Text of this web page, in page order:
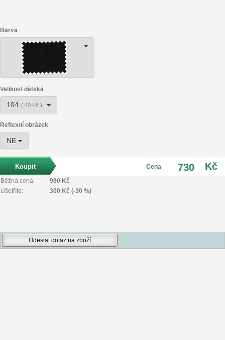
Barva
Velikost dětská
104 ( 40 Kč )
Reflexní obrázek
NE
Cena 730 Kč
Běžná cena:
990 Kč
Ušetříte:
300 Kč (-30 %)